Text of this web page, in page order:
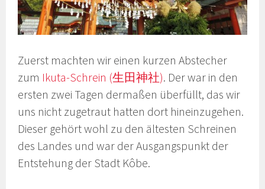
Zuerst machten wir einen kurzen Abstecher
zum Ikuta-Schrein (生田神社). Der war in den
ersten zwei Tagen dermaßen überfüllt, das wir
uns nicht zugetraut hatten dort hineinzugehen.
Dieser gehört wohl zu den ältesten Schreinen
des Landes und war der Ausgangspunkt der
Entstehung der Stadt Kôbe.